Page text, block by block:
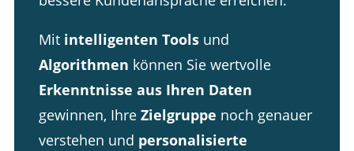
Mit intelligenten Toolsund
Algorithmen können Sie wertvolle
Erkenntnisse aus Ihren Daten
gewinnen, Ihre Zielgruppe noch genauer
verstehen und personalisierte